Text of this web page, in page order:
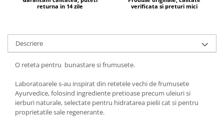
returna in 14 zile
verificata si preturi mici
Descriere
O reteta pentru bunastare si frumusete.
Laboratoarele s-au inspirat din retetele vechi de frumusete
Ayurvedice, folosind ingrediente pretioase precum uleiuri si
ierburi naturale, selectate pentru hidratarea pielii cat si pentru
proprietatile sale regenerante.